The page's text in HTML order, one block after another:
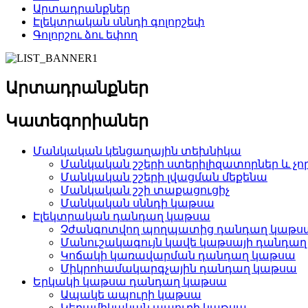
Արտադրանքներ
Էլեկտրական սննդի գոլորշեփ
Գոլորշու ձու եփող
Արտադրանքներ
Կատեգորիաներ
Մանկական կենցաղային տեխնիկա
Մանկական շշերի ստերիլիզատորներ և
Մանկական շշերի լվացման մեքենա
Մանկական շշի տաքացուցիչ
Մանկական սննդի կաթսա
Էլեկտրական դանդաղ կաթսա
Չժանգոտվող պողպատից դանդաղ
Մանուշակագույն կավե կաթսայի
Կոճակի կառավարման դանդաղ կաթսա
Միկրոհամակարգչային դանդաղ կաթսա
Երկակի կաթսա դանդաղ կաթսա
Ապակե ապուրի կաթսա